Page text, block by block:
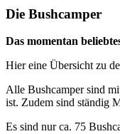
Die Bushcamper
Das momentan
Hier eine Übersicht zu
Alle Bushcamper sind
ist. Zudem sind ständig
Es sind nur ca. 75